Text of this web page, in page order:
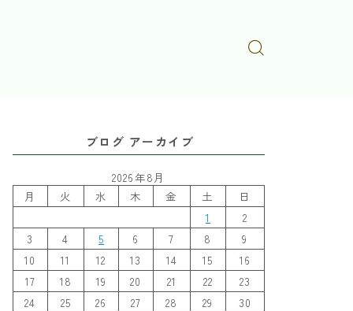
ブログ アーカイブ
2026年8月
月
火 水 木 金 土
日
1
2
3
4 5 6 7 8
9
10
11 12 13 14 15
16
17
18 19 20 21 22
23
24
25 26 27 28 29
30